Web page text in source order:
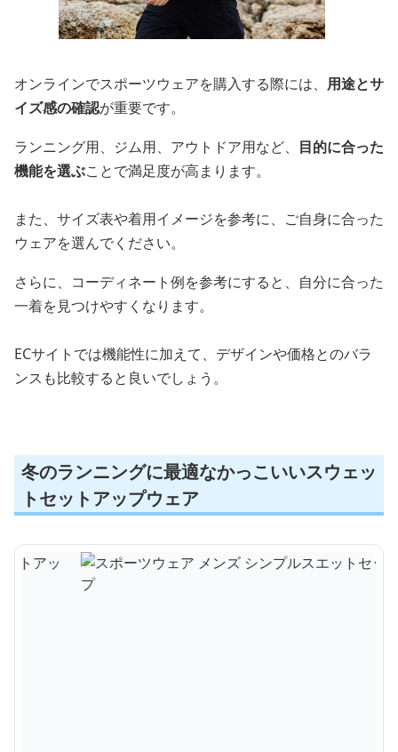
オンラインでスポーツウェアを購入する際には、 用途とサ
イズ感の確認が重要です。
ランニング用、ジム用、アウトドア用など、 目的に合った
機能を選ぶことで満足度が高まります。
また、サイズ表や着用イメージを参考に、ご自身に合った
ウェアを選んでください。
さらに、コーディネート例を参考にすると、自分に合った
一着を見つけやすくなります。
ECサイトでは機能性に加えて、デザインや価格とのバラ
ンスも比較すると良いでしょう。
冬のランニングに最適なかっこいいスウェッ
トセットアップウェア